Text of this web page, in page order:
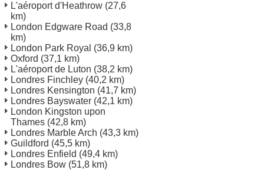
L'aéroport d'Heathrow (27,6
km)
London Edgware Road (33,8
km)
London Park Royal (36,9 km)
Oxford (37,1 km)
L'aéroport de Luton (38,2 km)
Londres Finchley (40,2 km)
Londres Kensington (41,7 km)
Londres Bayswater (42,1 km)
London Kingston upon
Thames (42,8 km)
Londres Marble Arch (43,3 km)
Guildford (45,5 km)
Londres Enfield (49,4 km)
Londres Bow (51,8 km)